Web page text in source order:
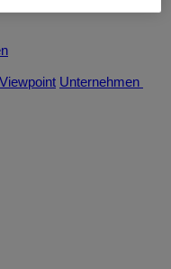
Viewpoint Unternehmen